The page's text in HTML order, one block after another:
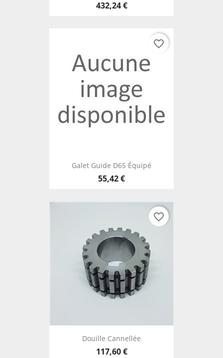
432,24 €
Galet Guide D65 Équipé
55,42 €
favorite_border
Douille Cannellée
117,60 €
favorite_border